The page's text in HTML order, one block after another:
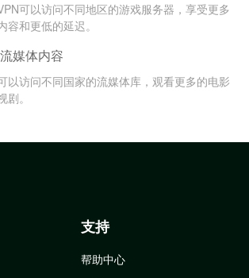
可以访问不同地区的游戏服务器，享受更多
容和更低的延迟。
媒体内容
以访问不同国家的流媒体库，观看更多的电影
剧。
支持
帮助中心